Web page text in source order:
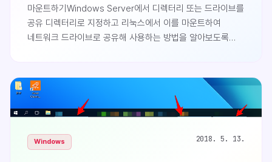
마운트하기Windows Server에서 디렉터리 또는 드라이브를
공유 디렉터리로 지정하고 리눅스에서 이를 마운트하여
네트워크 드라이브로 공유해 사용하는 방법을 알아보도록
상태에서 작성한 글입니다. 틀린점이나 지적해주실 사항은
댓글로 남겨주시면 감사하겠습니다.Windows 서버에서
SMB/CIFS 설치하기먼저 네트워크 파일 공유 기능인
합니다. 시작 → 서버 관리자서버 관리자가 실행되면 관리 →
Windows 2018. 5. 13.